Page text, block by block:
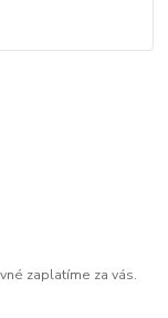
zaplatíme za vás.